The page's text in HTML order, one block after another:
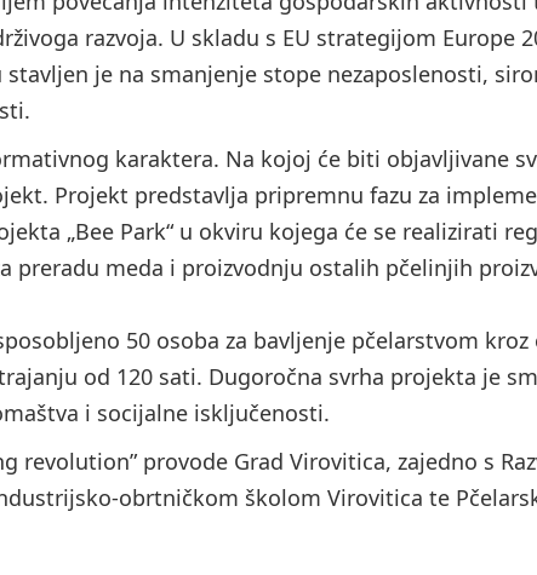
razvoja. U skladu s EU strategijom Europe
je na smanjenje stope nezaposlenosti,
karaktera. Na kojoj će biti objavljivane
Projekt predstavlja pripremnu fazu za
„Bee Park“ u okviru kojega će se realizirati
preradu meda i proizvodnju ostalih pčelinjih
50 osoba za bavljenje pčelarstvom kroz
od 120 sati. Dugoročna svrha projekta je
i socijalne isključenosti.
revolution” provode Grad Virovitica, zajedno s
obrtničkom školom Virovitica te